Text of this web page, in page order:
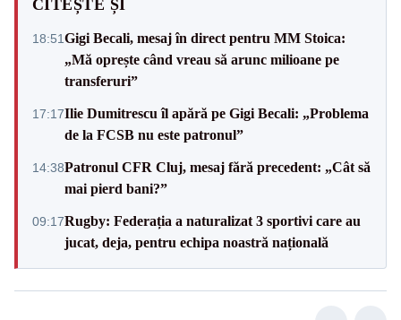
CITEȘTE ȘI
18:51Gigi Becali, mesaj în direct pentru MM Stoica:
„Mă oprește când vreau să arunc milioane pe
transferuri”
17:17Ilie Dumitrescu îl apără pe Gigi Becali: „Problema
de la FCSB nu este patronul”
14:38Patronul CFR Cluj, mesaj fără precedent: „Cât să
mai pierd bani?”
09:17Rugby: Federația a naturalizat 3 sportivi care au
jucat, deja, pentru echipa noastră națională